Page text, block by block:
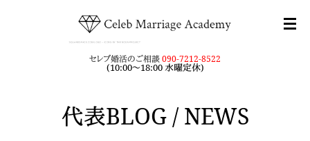
セレブ婚活のご相談090-7212-8522
(10:00～18:00 水曜定休)
代表BLOG / NEWS